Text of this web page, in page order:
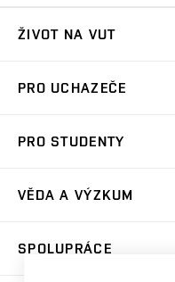
ŽIVOT NA VUT
Koleje
Sport na VUT
Brno
PRO UCHAZEČE
Dny otevřených dveří
Celoživotní vzdělávání
PRO STUDENTY
Harmonogram
Závěrečné práce
Zpracování osobních
Sociální bezpečí
Studium bez bariér
VĚDA A VÝZKUM
SPOLUPRÁCE